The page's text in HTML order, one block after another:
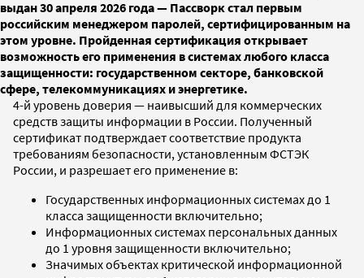
выдан 30 апреля 2026 года — Пассворк стал первым
российским менеджером паролей, сертифицированным на
этом уровне. Пройденная сертификация открывает
возможность его применения в системах любого класса
защищенности: государственном секторе, банковской
сфере, телекоммуникациях и энергетике.
4-й уровень доверия — наивысший для коммерческих
средств защиты информации в России. Полученный
сертификат подтверждает соответствие продукта
требованиям безопасности, установленным ФСТЭК
России, и разрешает его применение в:
Государственных информационных системах до 1
класса защищенности включительно;
Информационных системах персональных данных
до 1 уровня защищенности включительно;
Значимых объектах критической информационной